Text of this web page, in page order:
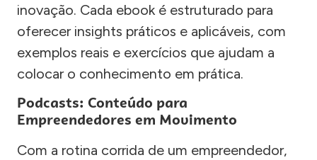
inovação. Cada ebook é estruturado para
oferecer insights práticos e aplicáveis, com
exemplos reais e exercícios que ajudam a
colocar o conhecimento em prática.
Podcasts: Conteúdo para
Empreendedores em Movimento
Com a rotina corrida de um empreendedor,